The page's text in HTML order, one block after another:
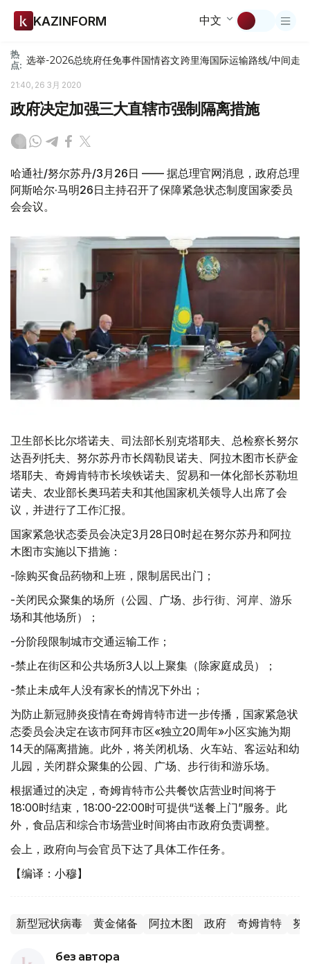
KAZINFORM 中文
热
点: 选举-2026总统府任免事件国情咨文跨里海国际运输路线/中间走廊
21:40, 26 3月 2020
政府决定加强三大直辖市强制隔离措施
哈通社/努尔苏丹/3月26日 —— 据总理官网消息，政府总理
阿斯哈尔·马明26日主持召开了保障紧急状态制度国家委员
会会议。
卫生部长比尔塔诺夫、司法部长别克塔耶夫、总检察长努尔
达吾列托夫、努尔苏丹市长阔勒艮诺夫、阿拉木图市长萨金
塔耶夫、奇姆肯特市长埃铁诺夫、贸易和一体化部长苏勒坦
诺夫、农业部长奥玛若夫和其他国家机关领导人出席了会
议，并进行了工作汇报。
国家紧急状态委员会决定3月28日0时起在努尔苏丹和阿拉
木图市实施以下措施：
-除购买食品药物和上班，限制居民出门；
-关闭民众聚集的场所（公园、广场、步行街、河岸、游乐
场和其他场所）；
-分阶段限制城市交通运输工作；
-禁止在街区和公共场所3人以上聚集（除家庭成员）；
-禁止未成年人没有家长的情况下外出；
为防止新冠肺炎疫情在奇姆肯特市进一步传播，国家紧急状
态委员会决定在该市阿拜市区«独立20周年»小区实施为期
14天的隔离措施。此外，将关闭机场、火车站、客运站和幼
儿园，关闭群众聚集的公园、广场、步行街和游乐场。
根据通过的决定，奇姆肯特市公共餐饮店营业时间将于
18:00时结束，18:00-22:00时可提供“送餐上门”服务。此
外，食品店和综合市场营业时间将由市政府负责调整。
会上，政府向与会官员下达了具体工作任务。
【编译：小穆】
新型冠状病毒 黄金储备 阿拉木图 政府 奇姆肯特 努
без автора